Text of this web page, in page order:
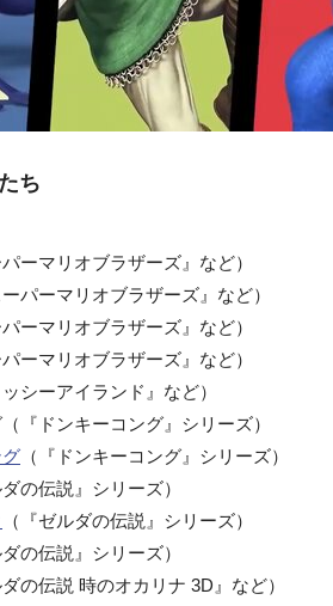
ち
ーマリオブラザーズ』など）
パーマリオブラザーズ』など）
ーマリオブラザーズ』など）
パーマリオブラザーズ』など）
ッシーアイランド』など）
『ドンキーコング』シリーズ）
（『ドンキーコング』シリーズ）
の伝説』シリーズ）
（『ゼルダの伝説』シリーズ）
ダの伝説』シリーズ）
ダの伝説 時のオカリナ 3D』など）